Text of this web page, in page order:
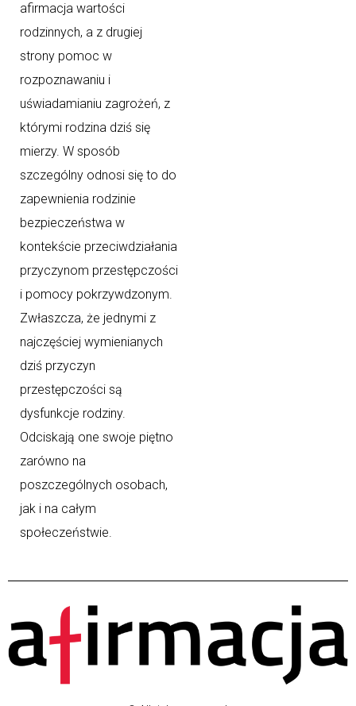
afirmacja wartości
rodzinnych, a z drugiej
strony pomoc w
rozpoznawaniu i
uświadamianiu zagrożeń, z
którymi rodzina dziś się
mierzy. W sposób
szczególny odnosi się to do
zapewnienia rodzinie
bezpieczeństwa w
kontekście przeciwdziałania
przyczynom przestępczości
i pomocy pokrzywdzonym.
Zwłaszcza, że jednymi z
najczęściej wymienianych
dziś przyczyn
przestępczości są
dysfunkcje rodziny.
Odciskają one swoje piętno
zarówno na
poszczególnych osobach,
jak i na całym
społeczeństwie.